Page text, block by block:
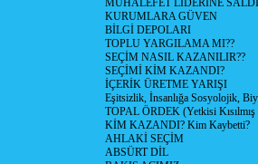
MUHALEFET LİDERİNE
KURUMLARA GÜVEN
BİLGİ DEPOLARI
TOPLU YARGILAMA MI??
SEÇİM NASIL KAZANILIR??
SEÇİMİ KİM KAZANDI?
İÇERİK ÜRETME YARIŞI
Eşitsizlik, İnsanlığa Sosyolojik,
TOPAL ÖRDEK (Yetkisi
KİM KAZANDI? Kim Kaybetti?
AHLAKİ SEÇİM
ABSÜRT DİL